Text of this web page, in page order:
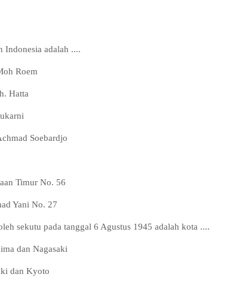
Indonesia adalah ....
Roem
Hatta
Soebardjo
Timur No. 56
Yani No. 27
sekutu pada tanggal 6 Agustus 1945 adalah kota ....
dan Nagasaki
dan Kyoto